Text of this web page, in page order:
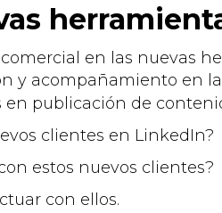
en las nuevas
y acompañamiento en
en publicación de
clientes en LinkedIn?
estos nuevos clientes?
con ellos.